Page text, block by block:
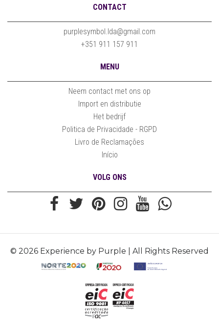
CONTACT
purplesymbol.lda@gmail.com
+351 911 157 911
MENU
Neem contact met ons op
Import en distributie
Het bedrijf
Politica de Privacidade - RGPD
Livro de Reclamações
Início
VOLG ONS
© 2026 Experience by Purple | All Rights Reserved